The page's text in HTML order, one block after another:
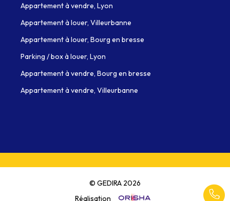
Appartement à vendre, Lyon
Appartement à louer, Villeurbanne
Appartement à louer, Bourg en bresse
Parking / box à louer, Lyon
Appartement à vendre, Bourg en bresse
Appartement à vendre, Villeurbanne
© GEDIRA 2026
Réalisation